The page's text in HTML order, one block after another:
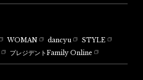
WOMAN dancyu
STYLE
プレジデントFamily Online